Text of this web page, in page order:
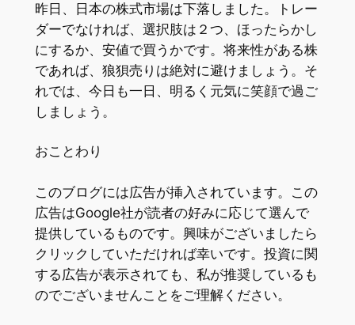
昨日、日本の株式市場は下落しました。トレー
ダーでなければ、選択肢は２つ、ほったらかし
にするか、安値で買うかです。将来性がある株
であれば、狼狽売りは絶対に避けましょう。そ
れでは、今日も一日、明るく元気に笑顔で過ご
しましょう。
おことわり
このブログには広告が挿入されています。この
広告はGoogle社が読者の好みに応じて選んで
提供しているものです。興味がございましたら
クリックしていただければ幸いです。投資に関
する広告が表示されても、私が推奨しているも
のでございませんことをご理解ください。